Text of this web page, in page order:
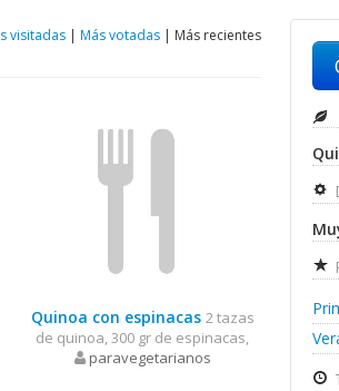
visitadas| Más votadas| Más recientes
Quinoa con espinacas 2 tazas
de quinoa, 300 gr de espinacas,
paravegetarianos